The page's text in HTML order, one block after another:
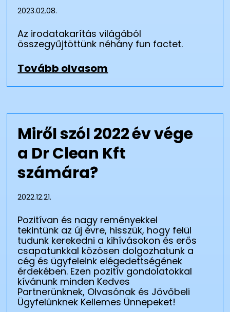
2023.02.08.
Az irodatakarítás világából
összegyűjtöttünk néhány fun factet.
Tovább olvasom
Miről szól 2022 év vége
a Dr Clean Kft
számára?
2022.12.21.
Pozitívan és nagy reményekkel
tekintünk az új évre, hisszük, hogy felül
tudunk kerekedni a kihívásokon és erős
csapatunkkal közösen dolgozhatunk a
cég és ügyfeleink elégedettségének
érdekében. Ezen pozitív gondolatokkal
kívánunk minden Kedves
Partnerünknek, Olvasónak és Jövőbeli
Ügyfelünknek Kellemes Ünnepeket!